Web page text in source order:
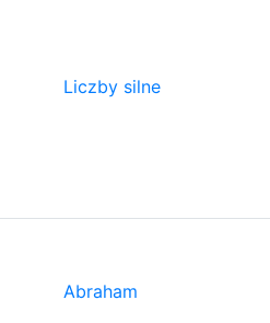
Liczby silne
Abraham